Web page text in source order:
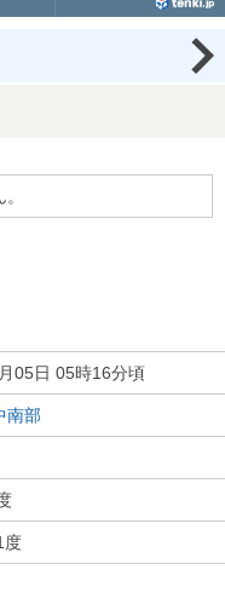
05日 05時16分頃
南部
度